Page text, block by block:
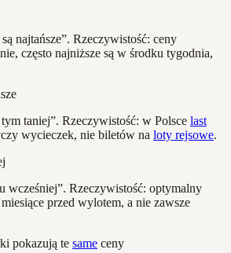
najtańsze”. Rzeczywistość: ceny
często najniższe są w środku tygodnia,
taniej”. Rzeczywistość: w Polsce last
wycieczek, nie biletów na loty rejsowe.
wcześniej”. Rzeczywistość: optymalny
przed wylotem, a nie zawsze
pokazują te same ceny